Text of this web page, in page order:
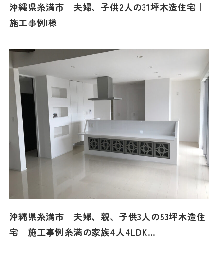
沖縄県糸満市｜夫婦、子供2人の31坪木造住宅｜
施工事例I様
沖縄県糸満市｜夫婦、親、子供3人の53坪木造住
宅｜施工事例糸満の家族4人4LDK…